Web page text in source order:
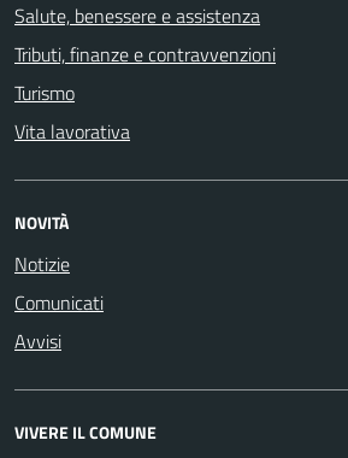
Salute, benessere e assistenza
Tributi, finanze e contravvenzioni
Turismo
Vita lavorativa
NOVITÀ
Notizie
Comunicati
Avvisi
VIVERE IL COMUNE